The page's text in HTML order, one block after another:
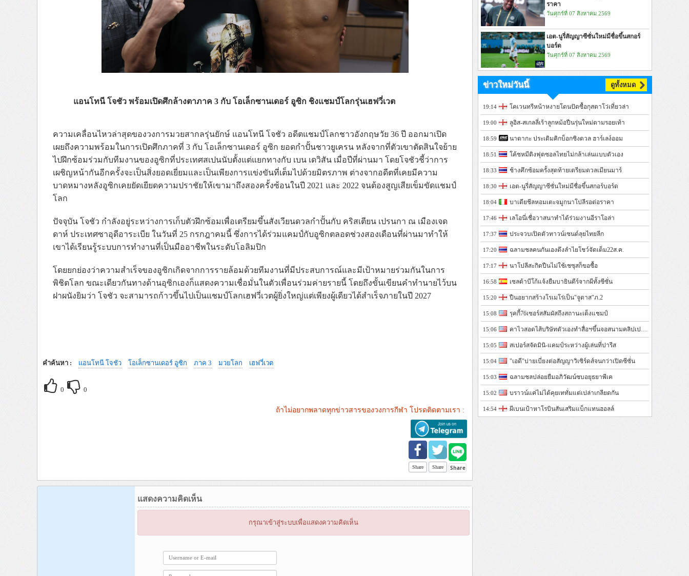
แอนโทนี โจชัว พร้อมเปิดศึกล้างตาภาค 3 กับ โอเล็กซานเดอร์ อูซิก ชิงแชมป์โลกรุ่นเฮฟวี่เวต
ความเคลื่อนไหวล่าสุดของวงการมวยสากลรุ่นยักษ์ แอนโทนี โจชัว อดีตแชมป์โลกชาวอังกฤษวัย 36 ปี ออกมาเปิด
เผยถึงความพร้อมในการเปิดศึกภาคที่ 3 กับ โอเล็กซานเดอร์ อูซิก ยอดกำปั้นชาวยูเครน หลังจากที่ตัวเขาตัดสินใจย้าย
ไปฝึกซ้อมร่วมกับทีมงานของอูซิกที่ประเทศสเปนนับตั้งแต่แยกทางกับ เบน เดวิสัน เมื่อปีที่ผ่านมา โดยโจชัวชี้ว่าการ
เผชิญหน้ากันอีกครั้งจะเป็นสิ่งยอดเยี่ยมและเป็นเพียงการแข่งขันที่เต็มไปด้วยมิตรภาพ ต่างจากอดีตที่เคยมีความ
บาดหมางหลังอูซิกเคยยัดเยียดความปราชัยให้เขามาถึงสองครั้งซ้อนในปี 2021 และ 2022 จนต้องสูญเสียเข็มขัดแชมป์
โลก
ปัจจุบัน โจชัว กำลังอยู่ระหว่างการเก็บตัวฝึกซ้อมเพื่อเตรียมขึ้นสังเวียนดวลกำปั้นกับ คริสเตียน เปรนกา ณ เมืองเจด
ดาห์ ประเทศซาอุดีอาระเบีย ในวันที่ 25 กรกฎาคมนี้ ซึ่งการได้ร่วมแคมป์กับอูซิกตลอดช่วงสองเดือนที่ผ่านมาทำให้
เขาได้เรียนรู้ระบบการทำงานที่เป็นมืออาชีพในระดับโอลิมปิก
โดยยกย่องว่าความสำเร็จของอูซิกเกิดจากการรายล้อมด้วยทีมงานที่มีประสบการณ์และมีเป้าหมายร่วมกันในการ
พิชิตโลก ขณะเดียวกันทางด้านอุซิกเองก็แสดงความเชื่อมั่นในตัวเพื่อนร่วมค่ายรายนี้ โดยถึงขั้นเขียนคำทำนายไว้บน
ฝาผนังยิมว่า โจชัว จะสามารถก้าวขึ้นไปเป็นแชมป์โลกเฮฟวี่เวตผู้ยิ่งใหญ่แต่เพียงผู้เดียวได้สำเร็จภายในปี 2027
คำค้นหา : แอนโทนี โจชัว โอเล็กซานเดอร์ อูซิก ภาค 3 มวยโลก เฮฟวี่เวต
0 0
ถ้าไม่อยากพลาดทุกข่าวสารของวงการกีฬา โปรดติดตามเรา :
Share Share
แสดงความคิดเห็น
กรุณาเข้าสู่ระบบเพื่อแสดงความคิดเห็น
ราคา
วันศุกร์ที่ 07 สิงหาคม 2569
เอต-นูรี่สัญญาซีซั่นใหม่มีชื่อขึ้นสกอร์
บอร์ด
วันศุกร์ที่ 07 สิงหาคม 2569
ข่าวใหม่วันนี้ ดูทั้งหมด
19:14 โคเวนทรีหน้าหงายโดนปัดซื้อกุสตาโว่เที่ยวล่า
19:00 ลูอิส-สเกลลี่เร้าลูกหม้อปืนรุ่นใหม่ตามรอยเท้า
18:59 นาดากะ ประเดิมคิกบ็อกซิงดวล ฮาร์เลง์ออม
18:51 โค้ชหมีติงฟุตซอลไทยไม่กล้าเล่นแบบตัวเอง
18:33 ช้างศึกซ้อมครั้งสุดท้ายเตรียมดวลเมียนมาร์
18:30 เอต-นูรี่สัญญาซีซั่นใหม่มีชื่อขึ้นสกอร์บอร์ด
18:04 บาเดียชีลหอมเตะจมูกนาโปลีรอต่อราคา
17:46 เลโอนี่เชื่อวาสนาทำได้ร่วมงานอีราโอล่า
17:37 ประจวบเปิดตัวทาวน์เซนด์ลุยไทยลีก
17:20 ฉลามชลคนกันเองดึงลำไยโชว์จัดเต็ม22ส.ค.
17:17 นาโปลีสะกิดปืนไม่ใช้เชซุสก็ขอซื้อ
16:58 เซลต้าบีโก้แจ้งยืมบายินดีร์จากผีทั้งซีซั่น
15:20 ปืนอยากสร้างโรเมโร่เป็น"จูดาส"ภ.2
15:08 รุคกี้76เซอร์สสัมผัสถึงสถานะเต็งแชมป์
15:06 คาไวสอดไส้บริษัทตัวเองทำสื่อฯขึ้นจอสนามคลิปเปอร์ส
15:05 สเปอร์สจัดมินิ-แคมป์ระหว่างผู้เล่นที่ปารีส
15:04 "เอดี"บ่ายเบี่ยงต่อสัญญาวิเซิร์ดส์จนกว่าเปิดซีซั่น
15:03 ฉลามชลปล่อยยืมอภิวัฒน์ซบอยุธยาพีเค
15:02 บราวน์แค่ไม่ได้คุยเททั่มแต่เปล่าเกลียดกัน
14:54 ผีเบนเป้าหาโรบินสันเสริมแบ็กแทนฮอลล์